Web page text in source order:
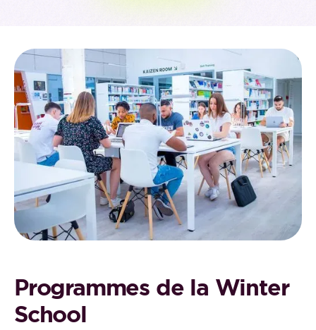
Programmes de la Winter
School